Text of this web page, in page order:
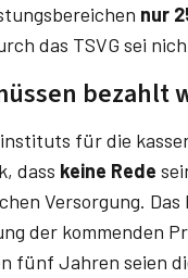
nur
das TSVG sei
bezahlt
für die
dass keine Rede
Versorgung.
der kommenden
fünf Jahren seien